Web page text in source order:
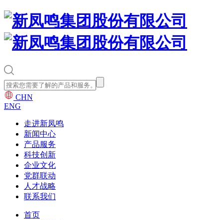
CHN
ENG
走进新凤鸣
新闻中心
产品服务
科技创新
企业文化
党群联动
人才战略
联系我们
首页